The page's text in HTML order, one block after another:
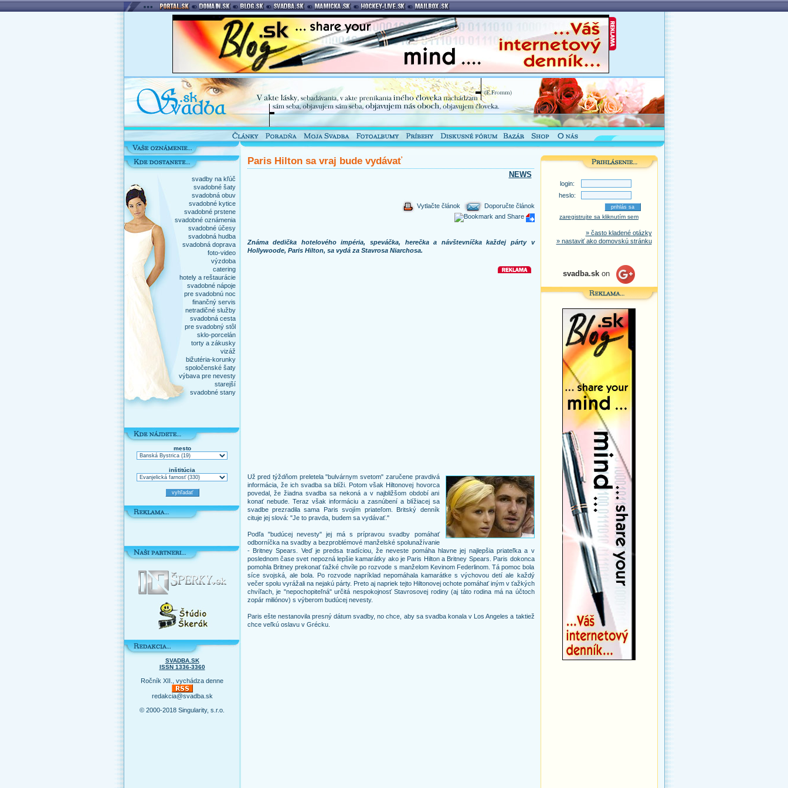
svadby na kľúč
svadobné šaty
svadobná obuv
svadobné kytice
svadobné prstene
svadobné oznámenia
svadobné účesy
svadobná hudba
svadobná doprava
foto-video
výzdoba
catering
hotely a reštaurácie
svadobné nápoje
pre svadobnú noc
finančný servis
netradičné služby
svadobná cesta
pre svadobný stôl
sklo-porcelán
torty a zákusky
vizáž
bižutéria-korunky
spoločenské šaty
výbava pre nevesty
starejší
svadobné stany
mesto
inštitúcia
SVADBA.SK
ISSN 1336-3360
Ročník XII., vychádza denne
redakcia@svadba.sk
© 2000-2018 Singularity, s.r.o.
Paris Hilton sa vraj bude vydávať
NEWS
Vytlačte článok Doporučte článok
Známa dedička hotelového impéria, speváčka, herečka a návštevníčka každej párty v
Hollywoode, Paris Hilton, sa vydá za Stavrosa Niarchosa.
Už pred týždňom preletela "bulvárnym svetom" zaručene pravdivá
informácia, že ich svadba sa blíži. Potom však Hiltonovej hovorca
povedal, že žiadna svadba sa nekoná a v najbližšom období ani
konať nebude. Teraz však informáciu a zasnúbení a blížiacej sa
svadbe prezradila sama Paris svojím priateľom. Britský denník
cituje jej slová: "Je to pravda, budem sa vydávať."
Podľa "budúcej nevesty" jej má s prípravou svadby pomáhať
odborníčka na svadby a bezproblémové manželské spolunažívanie
- Britney Spears. Veď je predsa tradíciou, že neveste pomáha hlavne jej najlepšia priateľka a v
poslednom čase svet nepozná lepšie kamarátky ako je Paris Hilton a Britney Spears. Paris dokonca
pomohla Britney prekonať ťažké chvíle po rozvode s manželom Kevinom Federlinom. Tá pomoc bola
síce svojská, ale bola. Po rozvode napríklad nepomáhala kamarátke s výchovou detí ale každý
večer spolu vyrážali na nejakú párty. Preto aj napriek tejto Hiltonovej ochote pomáhať iným v ťažkých
chvíľach, je "nepochopiteľná" určitá nespokojnosť Stavrosovej rodiny (aj táto rodina má na účtoch
zopár miliónov) s výberom budúcej nevesty.
Paris ešte nestanovila presný dátum svadby, no chce, aby sa svadba konala v Los Angeles a taktiež
chce veľkú oslavu v Grécku.
login:
heslo:
zaregistrujte sa kliknutím sem
» často kladené otázky
» nastaviť ako domovskú stránku
svadba.sk on